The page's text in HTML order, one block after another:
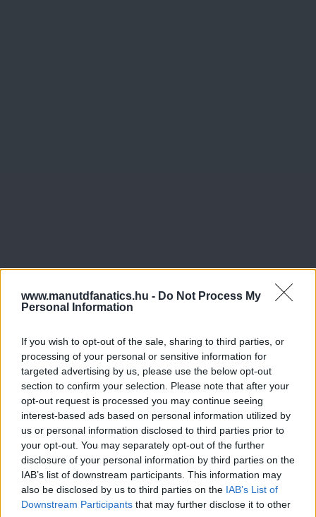
www.manutdfanatics.hu - Do Not Process My
Personal Information
If you wish to opt-out of the sale, sharing to third parties, or
processing of your personal or sensitive information for
targeted advertising by us, please use the below opt-out
section to confirm your selection. Please note that after your
opt-out request is processed you may continue seeing
interest-based ads based on personal information utilized by
us or personal information disclosed to third parties prior to
your opt-out. You may separately opt-out of the further
disclosure of your personal information by third parties on the
IAB’s list of downstream participants. This information may
also be disclosed by us to third parties on the IAB’s List of
Downstream Participants that may further disclose it to other